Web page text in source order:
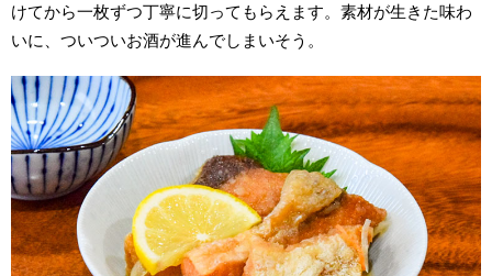
けてから一枚ずつ丁寧に切ってもらえます。素材が生きた味わ
いに、ついついお酒が進んでしまいそう。